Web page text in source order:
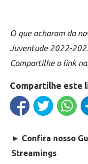
O que acharam da
Juventude 2022-
Compartilhe o link
Compartilhe este
► Confira nosso
Streamings